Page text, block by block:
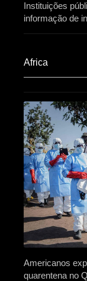
Instituições
informação de
Africa​
Americanos
quarentena no